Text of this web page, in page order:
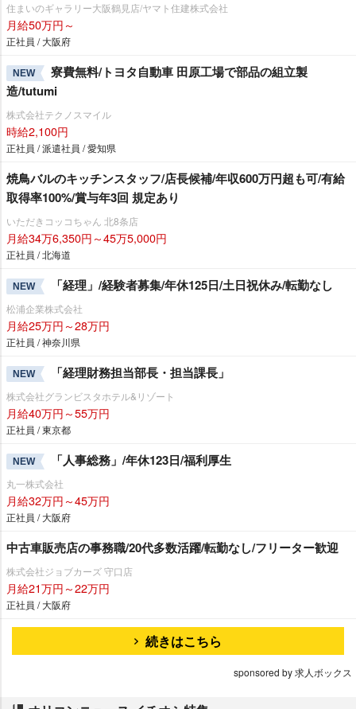
住まいのギャラリー大阪鶴見店/ヤマト住建株式会社
月給50万円～
正社員 / 大阪府
NEW
寮費無料/トヨタ自動車 田原工場で部品の組立製
造/tutumi
株式会社テクノスマイル
時給2,100円
正社員 / 派遣社員 / 愛知県
焼鳥バルのキッチンスタッフ/店長候補/年収600万円超も可/有給
取得率100%/賞与年3回 規定あり
いただきコッコちゃん 北8条店
月給34万6,350円～45万5,000円
正社員 / 北海道
NEW 「経理」/経験者募集/年休125日/土日祝休み/転勤なし
松浦企業株式会社
月給25万円～28万円
正社員 / 神奈川県
NEW 「経理財務担当部長・担当課長」
株式会社グランビスタホテル&リゾート
月給40万円～55万円
正社員 / 東京都
NEW 「人事総務」/年休123日/福利厚生
丸一株式会社
月給32万円～45万円
正社員 / 大阪府
中古車販売店の事務職/20代多数活躍/転勤なし/フリーター歓迎
株式会社ジョブカーズ 守口店
月給21万円～22万円
正社員 / 大阪府
続きはこちら
sponsored by 求人ボックス